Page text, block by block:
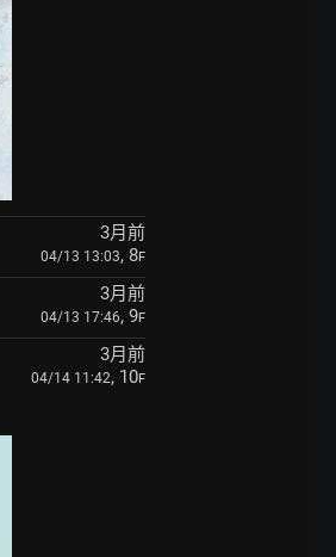
3月前
04/13 13:03, 8F
3月前
04/13 17:46, 9F
3月前
04/14 11:42, 10F